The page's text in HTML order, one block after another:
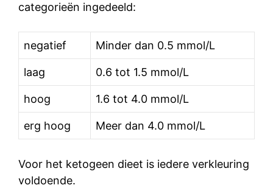
categorieën ingedeeld:
negatief Minder dan 0.5 mmol/L
laag 0.6 tot 1.5 mmol/L
hoog 1.6 tot 4.0 mmol/L
erg hoog Meer dan 4.0 mmol/L
Voor het ketogeen dieet is iedere verkleuring
voldoende.